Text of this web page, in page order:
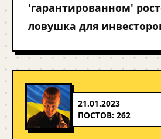
'гарантированном'
ловушка для
21.01.2023
ПОСТОВ: 262